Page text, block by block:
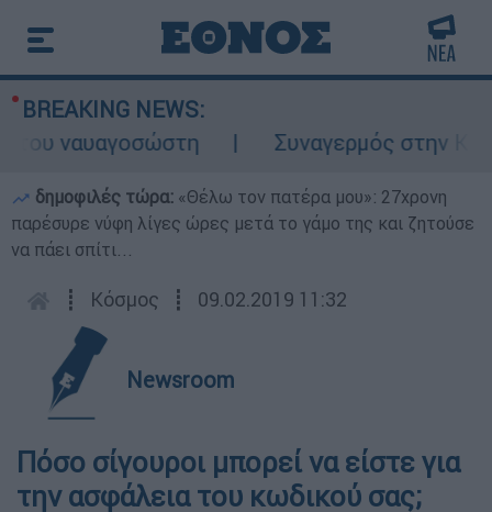
BREAKING NEWS:
ναυαγοσώστη
Συναγερμός στην
δημοφιλές τώρα: «Θέλω τον πατέρα μου»: 27χρονη
παρέσυρε νύφη λίγες ώρες μετά το γάμο της και ζητούσε
να πάει σπίτι...
┋ Κόσμος ┋ 09.02.2019 11:32
Newsroom
Πόσο σίγουροι μπορεί να είστε για
την ασφάλεια του κωδικού σας;